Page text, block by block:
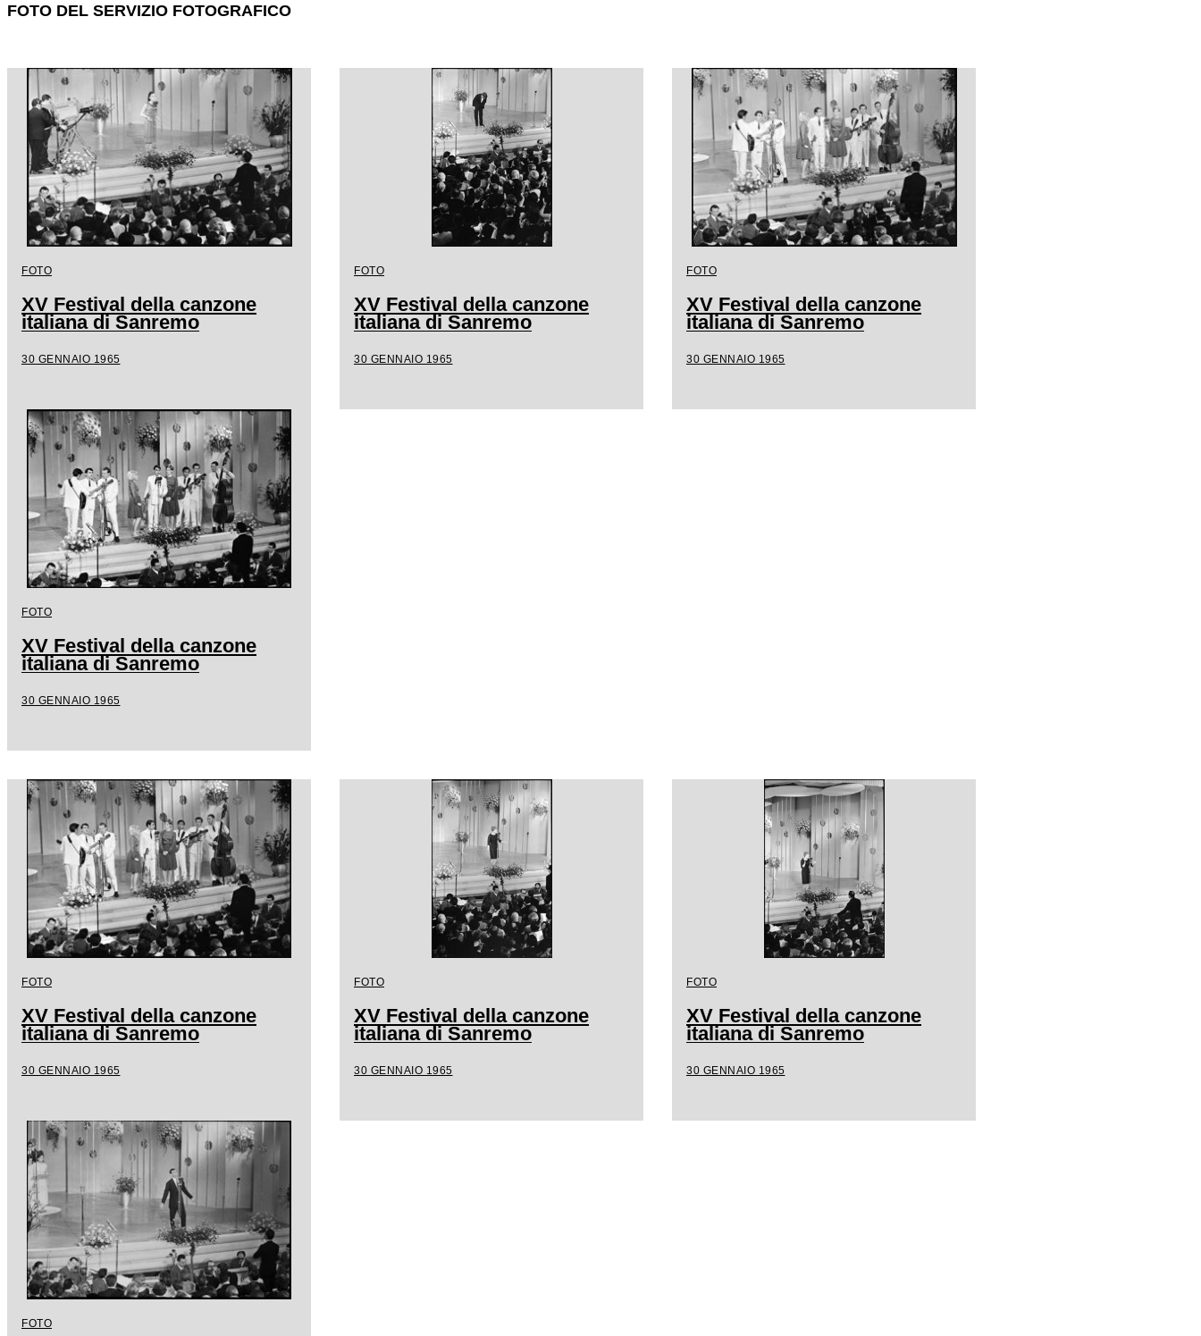
FOTO DEL SERVIZIO FOTOGRAFICO
FOTO
XV Festival della canzone
italiana di Sanremo
30 GENNAIO 1965
FOTO
XV Festival della canzone
italiana di Sanremo
30 GENNAIO 1965
FOTO
XV Festival della canzone
italiana di Sanremo
30 GENNAIO 1965
FOTO
XV Festival della canzone
italiana di Sanremo
30 GENNAIO 1965
FOTO
XV Festival della canzone
italiana di Sanremo
30 GENNAIO 1965
FOTO
XV Festival della canzone
italiana di Sanremo
30 GENNAIO 1965
FOTO
XV Festival della canzone
italiana di Sanremo
30 GENNAIO 1965
FOTO